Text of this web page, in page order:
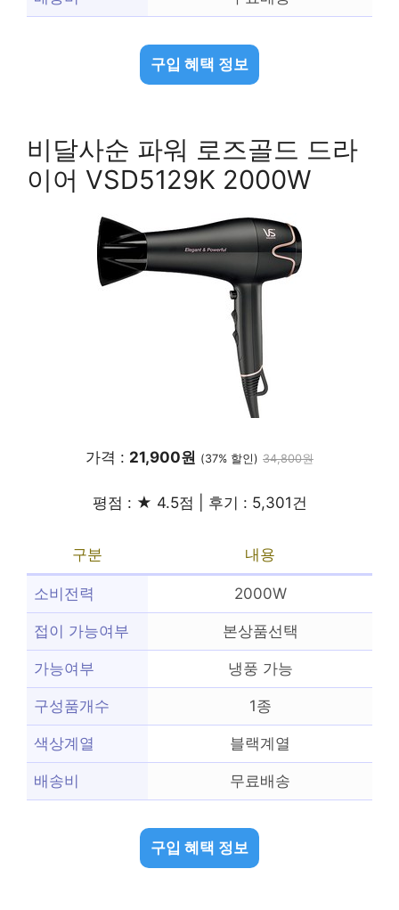
구입 혜택 정보
비달사순 파워 로즈골드 드라
이어 VSD5129K 2000W
가격 : 21,900원 (37% 할인) 34,800원
평점 : ★ 4.5점 | 후기 : 5,301건
구분 내용
소비전력 2000W
접이 가능여부 본상품선택
가능여부 냉풍 가능
구성품개수 1종
색상계열 블랙계열
배송비 무료배송
구입 혜택 정보